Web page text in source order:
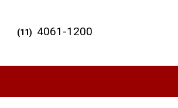
(11) 4061-1200